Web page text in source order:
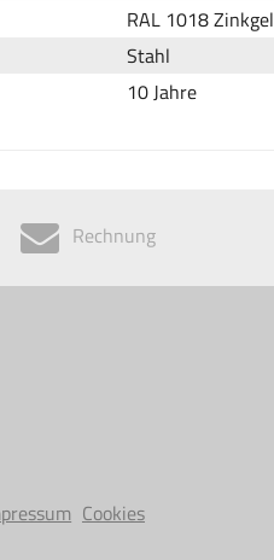
RAL 1018
Stahl
10 Jahre
Rechnung
Cookies